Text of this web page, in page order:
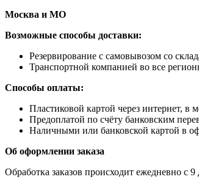
Москва и МО
Возможные способы доставки:
​Резервирование с самовывозом со
Транспортной компанией во все
Способы оплаты:
​Пластиковой картой через интернет, в
​Предоплатой по счёту банковским
​Наличными или банковской картой в
Об оформлении заказа
Обработка заказов происходит ежедневно с 9